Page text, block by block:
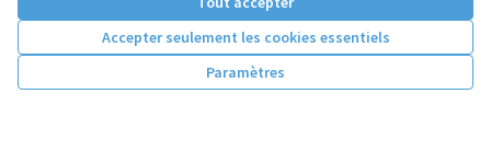
Accepter seulement les cookies essentiels
Paramètres